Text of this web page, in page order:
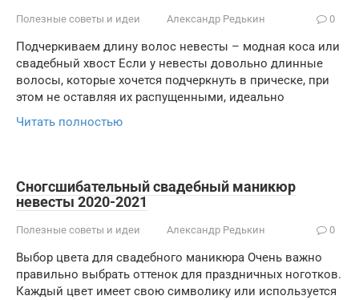
Полезные советы и идеи Александр Редькин 0
Подчеркиваем длину волос невесты – модная коса или
свадебный хвост Если у невесты довольно длинные
волосы, которые хочется подчеркнуть в прическе, при
этом не оставляя их распущенными, идеально
Читать полностью
Сногсшибательный свадебный маникюр
невесты 2020-2021
Полезные советы и идеи Александр Редькин 0
Выбор цвета для свадебного маникюра Очень важно
правильно выбрать оттенок для праздничных ноготков.
Каждый цвет имеет свою символику или используется